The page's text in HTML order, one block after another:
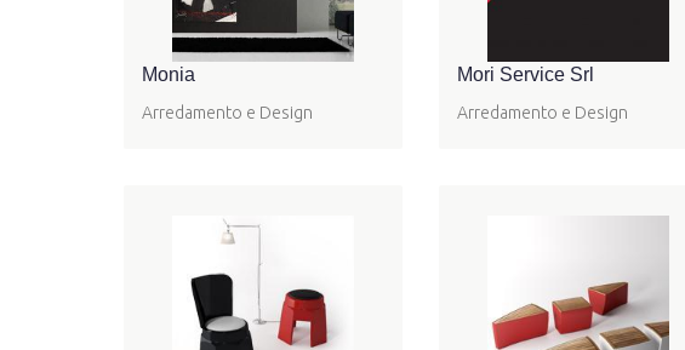
Monia
Arredamento e Design
Mori Service Srl
Arredamento e Design